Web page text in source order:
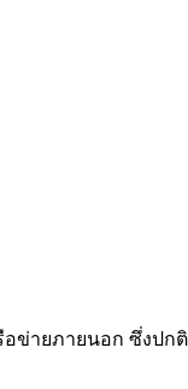
ข่ายภายนอก ซึ่งปก